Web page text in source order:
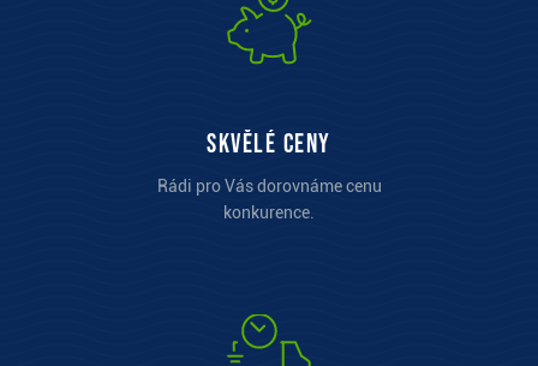
Skvělé ceny
Rádi pro Vás dorovnáme cenu
konkurence.